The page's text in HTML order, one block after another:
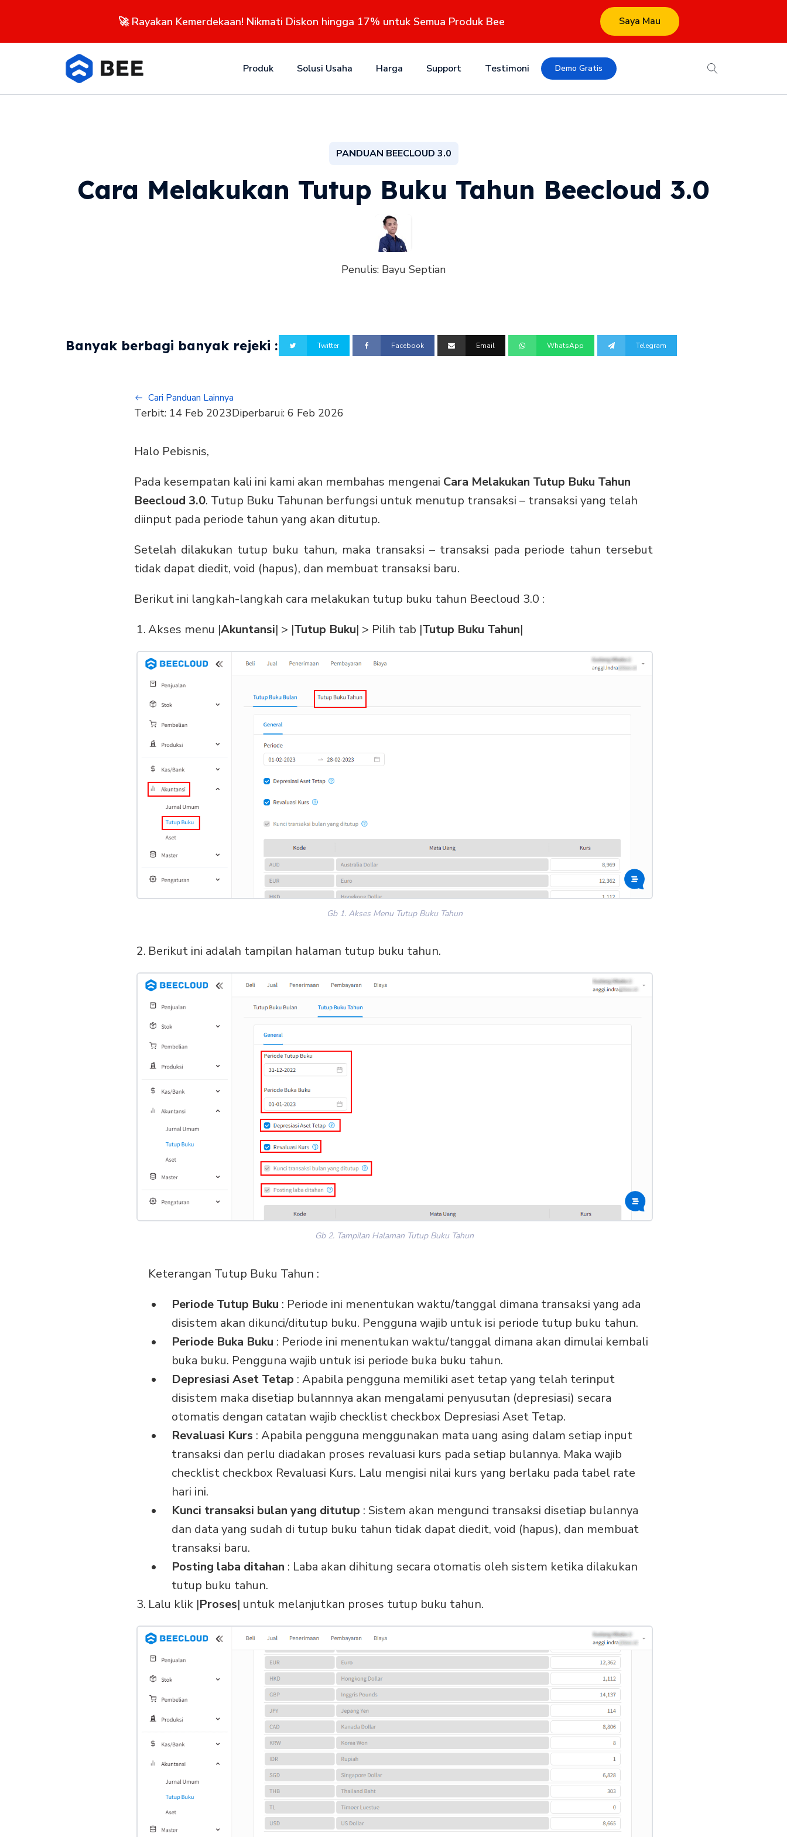
🚀 Rayakan Kemerdekaan! Nikmati Diskon hingga 17% untuk Semua Produk Bee Saya Mau
Produk Solusi Usaha Harga Support Testimoni Demo Gratis
PANDUAN BEECLOUD 3.0
Cara Melakukan Tutup Buku Tahun Beecloud 3.0
Penulis: Bayu Septian
Banyak berbagi banyak rejeki : Twitter Facebook Email WhatsApp Telegram
Cari Panduan Lainnya
Terbit: 14 Feb 2023Diperbarui:6 Feb 2026
Halo Pebisnis,
Pada kesempatan kali ini kami akan membahas mengenai Cara Melakukan Tutup Buku Tahun
Beecloud 3.0. Tutup Buku Tahunan berfungsi untuk menutup transaksi – transaksi yang telah
diinput pada periode tahun yang akan ditutup.
Setelah dilakukan tutup buku tahun, maka transaksi – transaksi pada periode tahun tersebut
tidak dapat diedit, void (hapus), dan membuat transaksi baru.
Berikut ini langkah-langkah cara melakukan tutup buku tahun Beecloud 3.0 :
Akses menu |Akuntansi| > |Tutup Buku| > Pilih tab |Tutup Buku Tahun|
Gb 1. Akses Menu Tutup Buku Tahun
Berikut ini adalah tampilan halaman tutup buku tahun.
Gb 2. Tampilan Halaman Tutup Buku Tahun
Keterangan Tutup Buku Tahun :
Periode Tutup Buku : Periode ini menentukan waktu/tanggal dimana transaksi yang ada
disistem akan dikunci/ditutup buku. Pengguna wajib untuk isi periode tutup buku tahun.
Periode Buka Buku : Periode ini menentukan waktu/tanggal dimana akan dimulai kembali
buka buku. Pengguna wajib untuk isi periode buka buku tahun.
Depresiasi Aset Tetap : Apabila pengguna memiliki aset tetap yang telah terinput
disistem maka disetiap bulannnya akan mengalami penyusutan (depresiasi) secara
otomatis dengan catatan wajib checklist checkbox Depresiasi Aset Tetap.
Revaluasi Kurs : Apabila pengguna menggunakan mata uang asing dalam setiap input
transaksi dan perlu diadakan proses revaluasi kurs pada setiap bulannya. Maka wajib
checklist checkbox Revaluasi Kurs. Lalu mengisi nilai kurs yang berlaku pada tabel rate
hari ini.
Kunci transaksi bulan yang ditutup : Sistem akan mengunci transaksi disetiap bulannya
dan data yang sudah di tutup buku tahun tidak dapat diedit, void (hapus), dan membuat
transaksi baru.
Posting laba ditahan : Laba akan dihitung secara otomatis oleh sistem ketika dilakukan
tutup buku tahun.
Lalu klik |Proses| untuk melanjutkan proses tutup buku tahun.